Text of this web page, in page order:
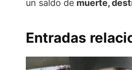
un saldo de muerte,
Entradas